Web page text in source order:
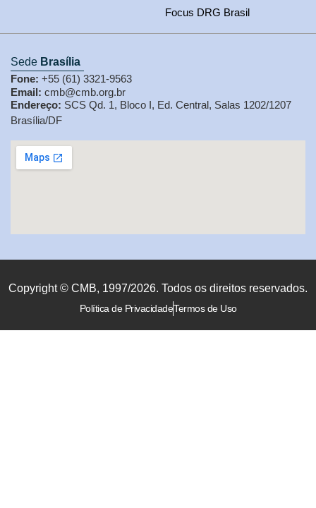
Focus DRG Brasil
Sede Brasília
Fone: +55 (61) 3321-9563
Email: cmb@cmb.org.br
Endereço: SCS Qd. 1, Bloco I, Ed. Central, Salas 1202/1207
Brasília/DF
Copyright © CMB, 1997/2026. Todos os direitos reservados.
Política de PrivacidadeTermos de Uso